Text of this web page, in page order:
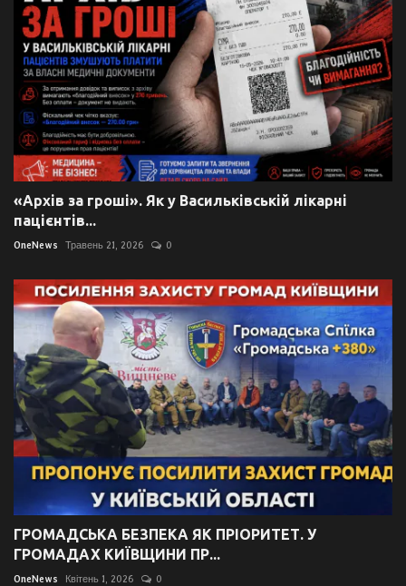
«Архів за гроші». Як у Васильківській лікарні
пацієнтів...
OneNews Травень 21, 2026 0
ГРОМАДСЬКА БЕЗПЕКА ЯК ПРІОРИТЕТ. У
ГРОМАДАХ КИЇВЩИНИ ПР...
OneNews Квітень 1, 2026 0